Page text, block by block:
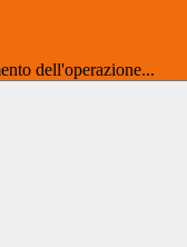
dell'operazione...